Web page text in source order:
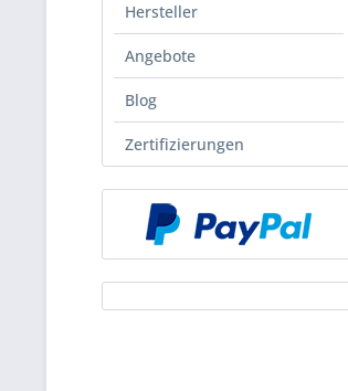
Hersteller
Angebote
Blog
Zertifizierungen